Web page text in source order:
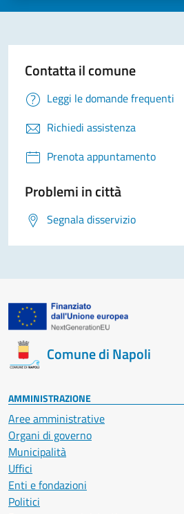
Contatta il comune
Leggi le domande frequenti
Richiedi assistenza
Prenota appuntamento
Problemi in città
Segnala disservizio
Comune di Napoli
AMMINISTRAZIONE
Aree amministrative
Organi di governo
Municipalità
Uffici
Enti e fondazioni
Politici